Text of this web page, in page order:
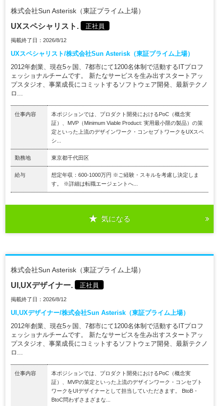
株式会社Sun Asterisk（東証プライム上場）
UXスペシャリスト. 正社員
掲載終了日：2026/8/12
UXスペシャリスト/株式会社Sun Asterisk（東証プライム上場）
2012年創業、現在5ヶ国、7都市にて1200名体制で活動するITプロフ
ェッショナルチームです。 新たなサービスを生み出すスタートアッ
プスタジオ、事業成長にコミットするソフトウェア開発、最新テクノ
ロ...
仕事内容
本ポジションでは、プロダクト開発におけるPoC（概念実
証）、MVP（Minimum Viable Product: 実用最小限の製品）の策
定といった上流のデザインワーク・コンセプトワークをUXスペ
シ...
勤務地 東京都千代田区
給与
想定年収：600-1000万円 ※ご経験・スキルを考慮し決定しま
す。 ※詳細は転職エージェントへ...
気になる
株式会社Sun Asterisk（東証プライム上場）
UI,UXデザイナー. 正社員
掲載終了日：2026/8/12
UI,UXデザイナー/株式会社Sun Asterisk（東証プライム上場）
2012年創業、現在5ヶ国、7都市にて1200名体制で活動するITプロフ
ェッショナルチームです。 新たなサービスを生み出すスタートアッ
プスタジオ、事業成長にコミットするソフトウェア開発、最新テクノ
ロ...
仕事内容
本ポジションでは、プロダクト開発におけるPoC（概念実
証）、MVPの策定といった上流のデザインワーク・コンセプト
ワークをUIデザイナーとして担当していただきます。 BtoB・
BtoC問わずさまざまな...